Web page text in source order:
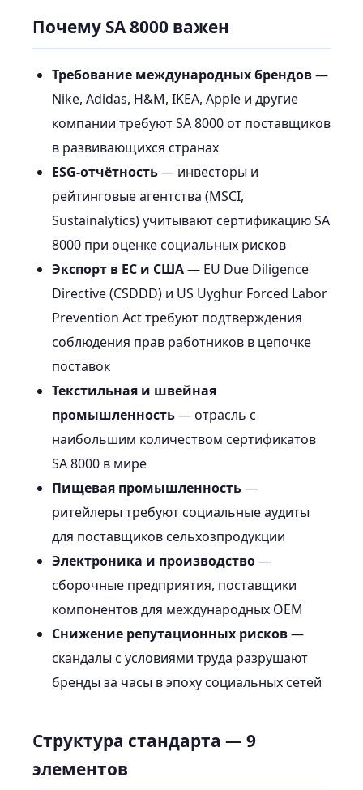
Почему SA 8000 важен
Требование международных брендов—
Nike, Adidas, H&M, IKEA, Apple и другие
компании требуют SA 8000 от поставщиков
в развивающихся странах
ESG-отчётность— инвесторы и
рейтинговые агентства (MSCI,
Sustainalytics) учитывают сертификацию SA
8000 при оценке социальных рисков
Экспорт в ЕС и США— EU Due Diligence
Directive (CSDDD) и US Uyghur Forced Labor
Prevention Act требуют подтверждения
соблюдения прав работников в цепочке
поставок
Текстильная и швейная
промышленность— отрасль с
наибольшим количеством сертификатов
SA 8000 в мире
Пищевая промышленность—
ритейлеры требуют социальные аудиты
для поставщиков сельхозпродукции
Электроника и производство—
сборочные предприятия, поставщики
компонентов для международных OEM
Снижение репутационных рисков—
скандалы с условиями труда разрушают
бренды за часы в эпоху социальных сетей
Структура стандарта — 9
элементов